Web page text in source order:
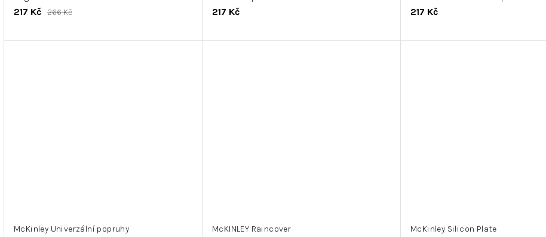
217 Kč 266 Kč 217 Kč 217 Kč
McKinley Univerzální popruhy McKINLEY Raincover McKinley Silicon Plate